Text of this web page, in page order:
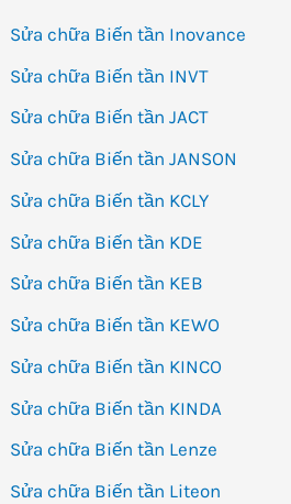
Sửa chữa Biến tần Inovance
Sửa chữa Biến tần INVT
Sửa chữa Biến tần JACT
Sửa chữa Biến tần JANSON
Sửa chữa Biến tần KCLY
Sửa chữa Biến tần KDE
Sửa chữa Biến tần KEB
Sửa chữa Biến tần KEWO
Sửa chữa Biến tần KINCO
Sửa chữa Biến tần KINDA
Sửa chữa Biến tần Lenze
Sửa chữa Biến tần Liteon